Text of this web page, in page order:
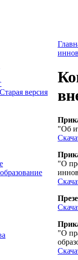
Старая версия
"Об
"О
"О